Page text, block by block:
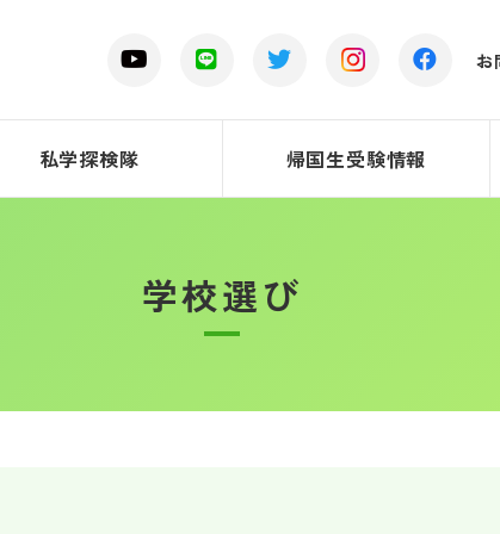
お
私学探検隊 帰国生受験情報
学校選び